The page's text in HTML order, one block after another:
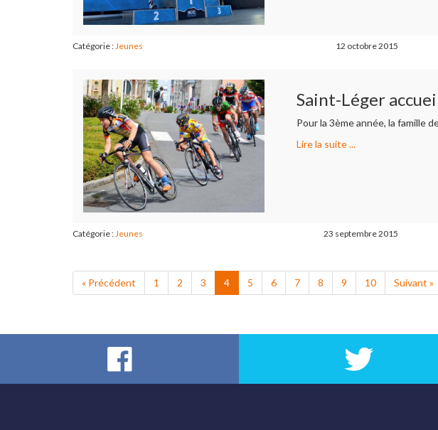
Catégorie : Jeunes 12 octobre 2015
Saint-Léger
Pour la 3ème année, la famille
Lire la suite ...
Catégorie : Jeunes 23 septembre 2015
« Précédent 1 2 3 4 5 6 7 8 9 10 Suivant »